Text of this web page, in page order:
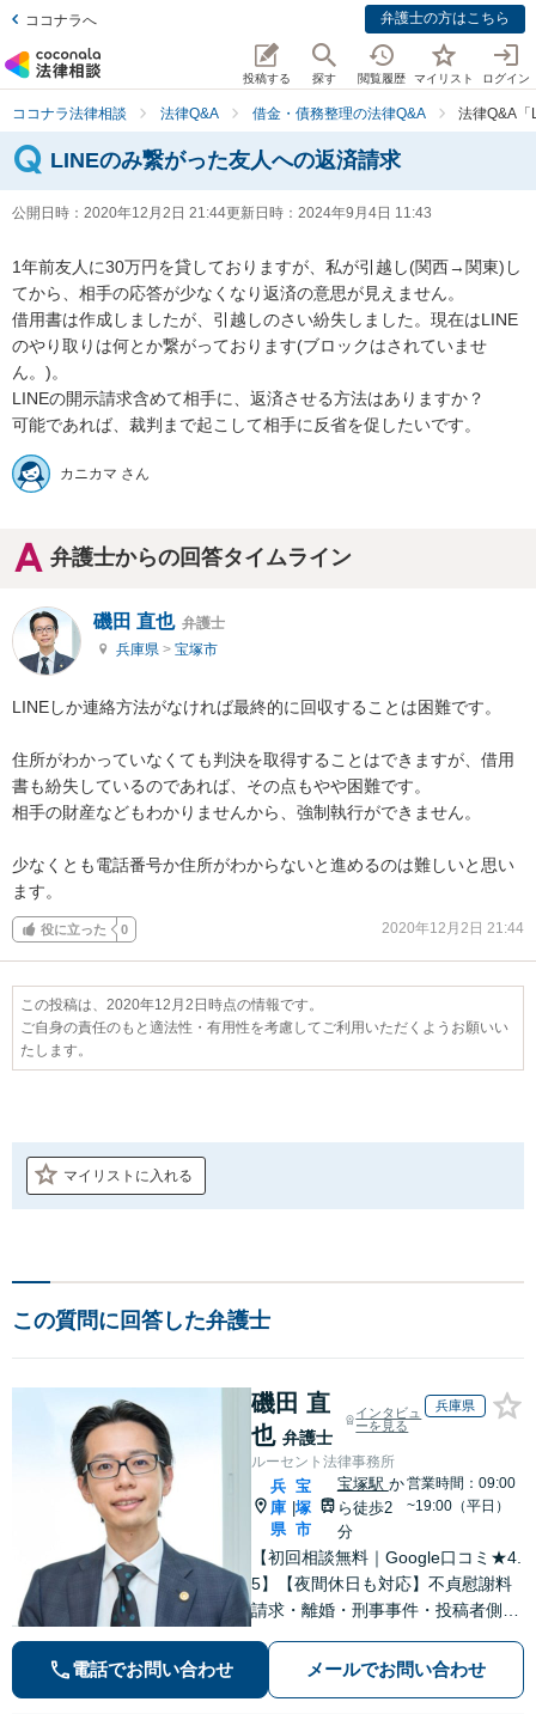
ココナラへ 弁護士の方はこちら
投稿する 探す 閲覧履歴 マイリスト ログイン
ココナラ法律相談 法律Q&A 借金・債務整理の法律Q&A 法律Q&A
LINEのみ繋がった友人への返済請求
公開日時： 2020年12月2日 21:44更新日時： 2024年9月4日 11:43
1年前友人に30万円を貸しておりますが、私が引越し(関西→関東)し
てから、相手の応答が少なくなり返済の意思が見えません。
借用書は作成しましたが、引越しのさい紛失しました。現在はLINE
のやり取りは何とか繋がっております(ブロックはされていませ
ん。)。
LINEの開示請求含めて相手に、返済させる方法はありますか？
可能であれば、裁判まで起こして相手に反省を促したいです。
カニカマ さん
弁護士からの回答タイムライン
磯田 直也 弁護士
兵庫県 > 宝塚市
LINEしか連絡方法がなければ最終的に回収することは困難です。
住所がわかっていなくても判決を取得することはできますが、借用
書も紛失しているのであれば、その点もやや困難です。
相手の財産などもわかりませんから、強制執行ができません。
少なくとも電話番号か住所がわからないと進めるのは難しいと思い
ます。
役に立った 0 2020年12月2日 21:44
この投稿は、2020年12月2日時点の情報です。
ご自身の責任のもと適法性・有用性を考慮してご利用いただくようお願いい
たします。
マイリストに入れる
この質問に回答した弁護士
磯田 直
也 弁護士
インタビュ
ーを見る
兵庫県
ルーセント法律事務所
兵
庫
県
|
宝
塚
市
宝塚駅 か
ら徒歩2
分
営業時間：09:00
~19:00（平日）
【初回相談無料｜Google口コミ★4.
5】【夜間休日も対応】不貞慰謝料
請求・離婚・刑事事件・投稿者側発
数。オーダーメイドのサービスで問
題解決や事業の推進を強力にサポー
電話でお問い合わせ メールでお問い合わせ